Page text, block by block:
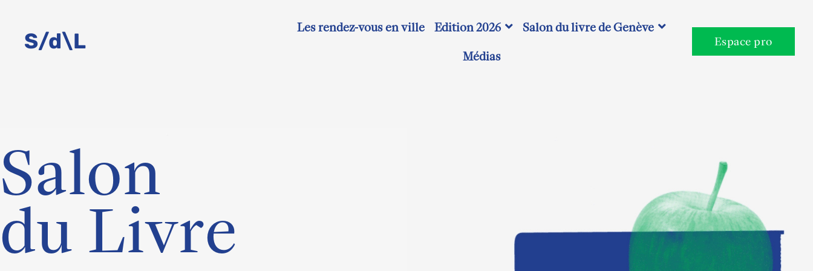
contenuS/d\L
Les rendez-vous en ville Edition 2026 Salon du livre de Genève
Médias
Espace pro
Salon
du Livre